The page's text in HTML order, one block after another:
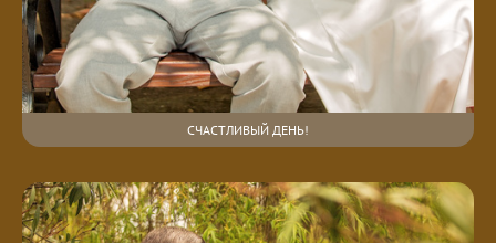
СЧАСТЛИВЫЙ ДЕНЬ!